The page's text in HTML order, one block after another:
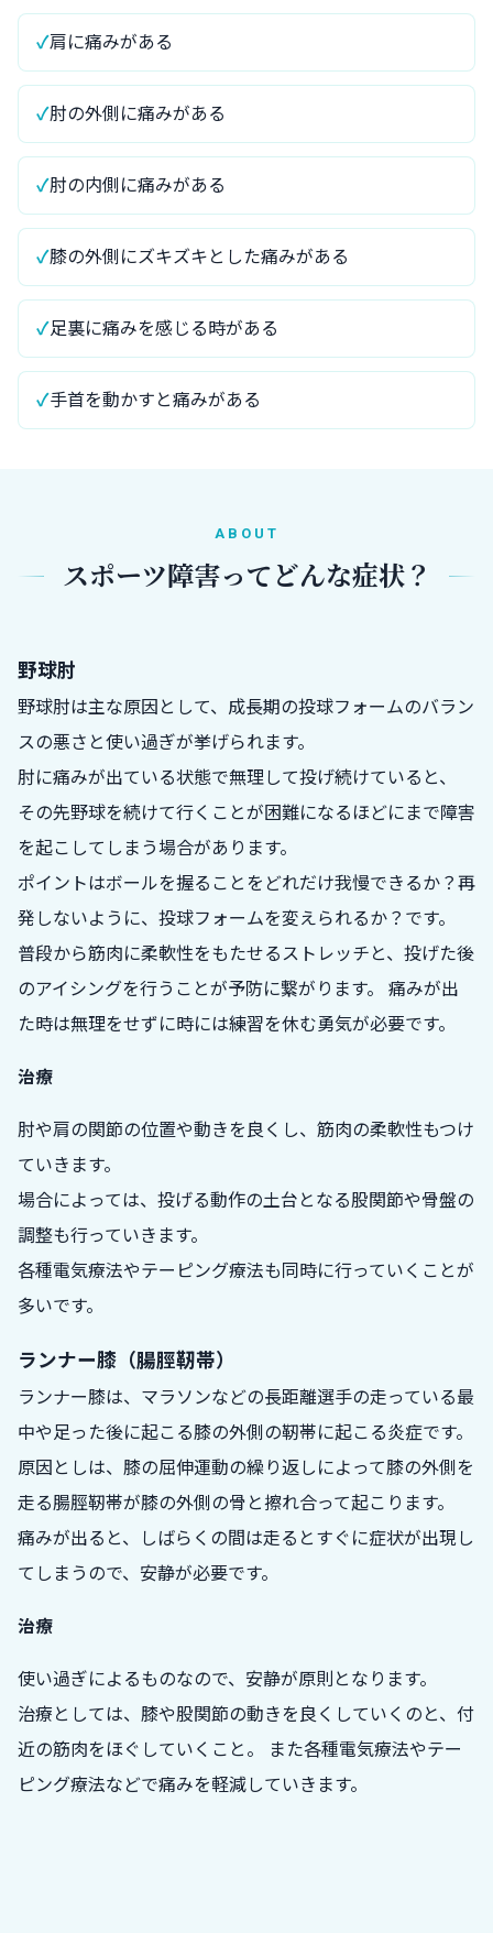
肩に痛みがある
肘の外側に痛みがある
肘の内側に痛みがある
膝の外側にズキズキとした痛みがある
足裏に痛みを感じる時がある
手首を動かすと痛みがある
ABOUT
スポーツ障害ってどんな症状？
野球肘
野球肘は主な原因として、成長期の投球フォームのバラン
スの悪さと使い過ぎが挙げられます。
肘に痛みが出ている状態で無理して投げ続けていると、
その先野球を続けて行くことが困難になるほどにまで障害
を起こしてしまう場合があります。
ポイントはボールを握ることをどれだけ我慢できるか？再
発しないように、投球フォームを変えられるか？です。
普段から筋肉に柔軟性をもたせるストレッチと、投げた後
のアイシングを行うことが予防に繋がります。 痛みが出
た時は無理をせずに時には練習を休む勇気が必要です。
治療
肘や肩の関節の位置や動きを良くし、筋肉の柔軟性もつけ
ていきます。
場合によっては、投げる動作の土台となる股関節や骨盤の
調整も行っていきます。
各種電気療法やテーピング療法も同時に行っていくことが
多いです。
ランナー膝（腸脛靭帯）
ランナー膝は、マラソンなどの長距離選手の走っている最
中や足った後に起こる膝の外側の靭帯に起こる炎症です。
原因としは、膝の屈伸運動の繰り返しによって膝の外側を
走る腸脛靭帯が膝の外側の骨と擦れ合って起こります。
痛みが出ると、しばらくの間は走るとすぐに症状が出現し
てしまうので、安静が必要です。
治療
使い過ぎによるものなので、安静が原則となります。
治療としては、膝や股関節の動きを良くしていくのと、付
近の筋肉をほぐしていくこと。 また各種電気療法やテー
ピング療法などで痛みを軽減していきます。